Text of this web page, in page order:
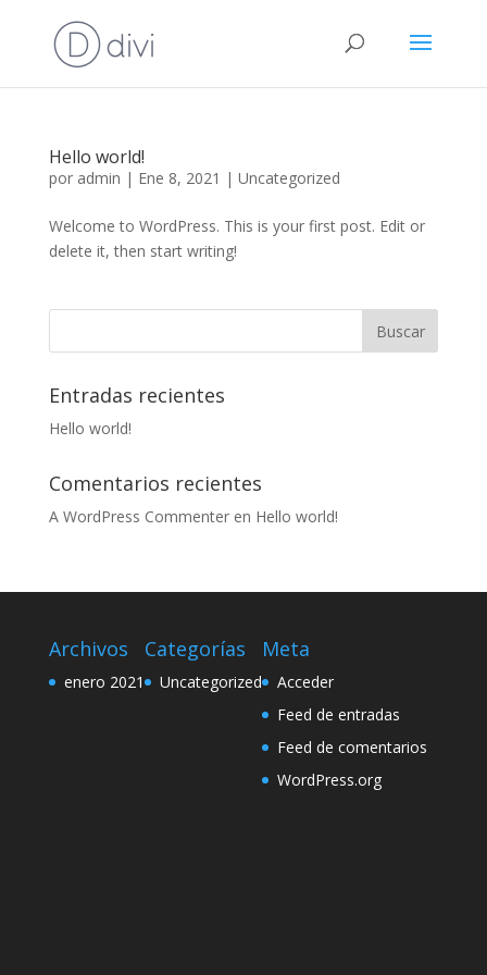
Hello world!
por admin | Ene 8, 2021 | Uncategorized
Welcome to WordPress. This is your first post. Edit or
delete it, then start writing!
Entradas recientes
Hello world!
Comentarios recientes
A WordPress Commenteren Hello world!
Archivos
enero 2021
Categorías
Uncategorized
Meta
Acceder
Feed de entradas
Feed de comentarios
WordPress.org